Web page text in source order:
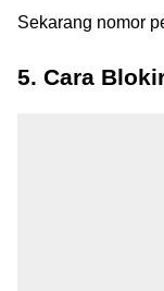
Sekarang nomor
5. Cara